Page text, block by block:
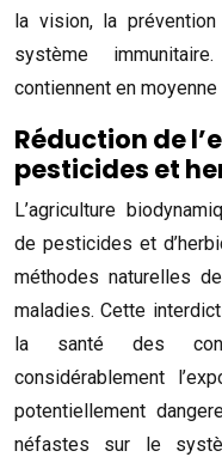
la vision, la
système
contiennent en
Réduction de
pesticides et
L’agriculture
de pesticides et
méthodes naturelles
maladies. Cette
la santé des
considérablement
potentiellement
néfastes sur le